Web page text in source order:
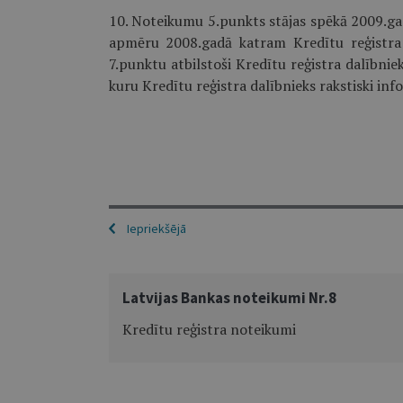
10. Noteikumu 5.punkts stājas spēkā
apmēru 2008.gadā katram Kredītu
7.punktu atbilstoši Kredītu reģistra
kuru Kredītu reģistra dalībnieks rakstiski
Iepriekšējā
Latvijas Bankas noteikumi Nr.8
Kredītu reģistra noteikumi